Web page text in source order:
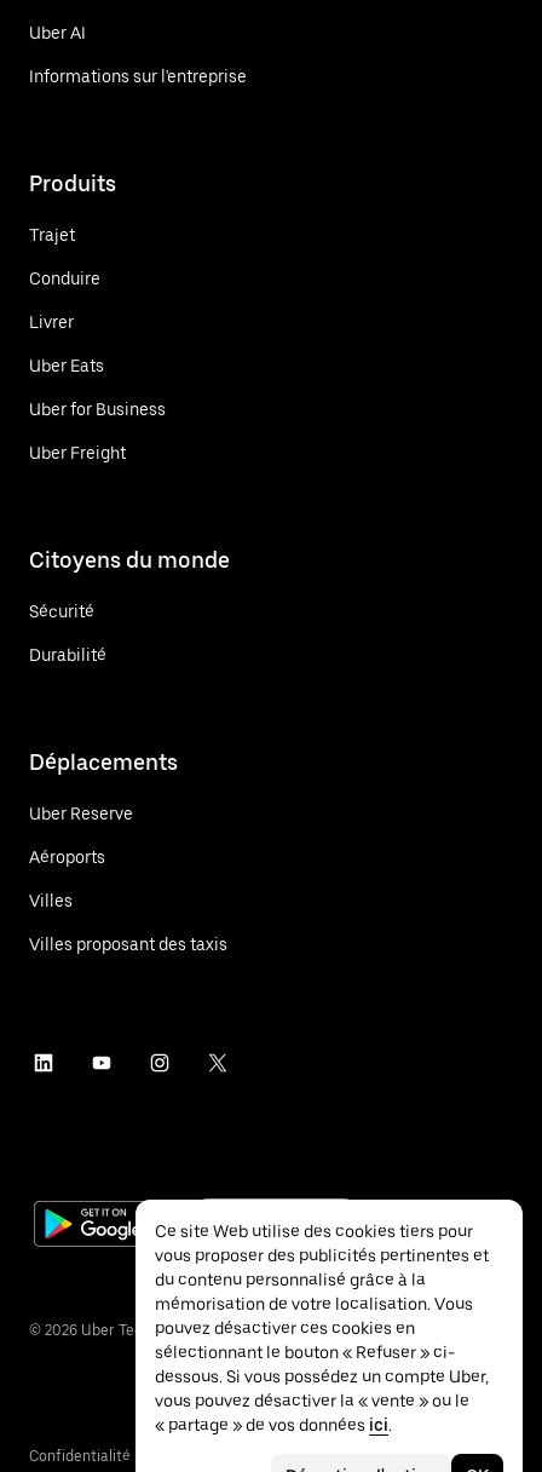
Uber AI
Informations sur l'entreprise
Produits
Trajet
Conduire
Livrer
Uber Eats
Uber for Business
Uber Freight
Citoyens du monde
Sécurité
Durabilité
Déplacements
Uber Reserve
Aéroports
Villes
Villes proposant des taxis
© 2026 Uber Technologies Inc.
Confidentialité
Ce site Web utilise des cookies tiers pour
vous proposer des publicités pertinentes et
du contenu personnalisé grâce à la
mémorisation de votre localisation. Vous
pouvez désactiver ces cookies en
sélectionnant le bouton « Refuser » ci-
dessous. Si vous possédez un compte Uber,
vous pouvez désactiver la « vente » ou le
« partage » de vos données ici.